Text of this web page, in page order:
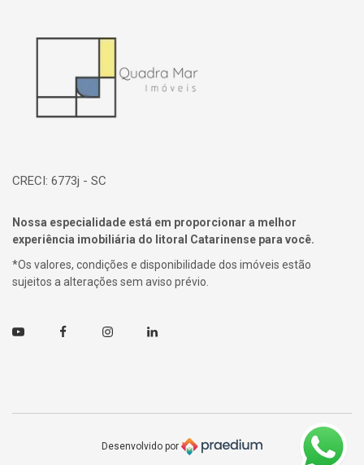
CRECI: 6773j - SC
Nossa especialidade está em proporcionar a melhor
experiência imobiliária do litoral Catarinense para você.
*Os valores, condições e disponibilidade dos imóveis estão
sujeitos a alterações sem aviso prévio.
Youtube FacebookInstagramLinkedin
Desenvolvido por